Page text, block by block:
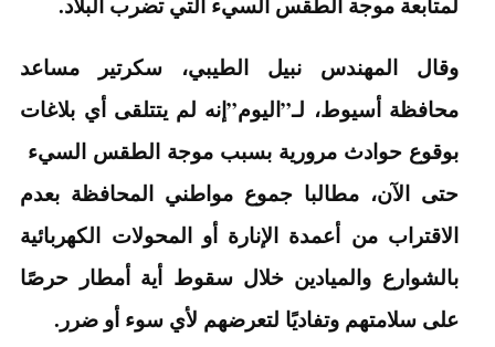
وقال المهندس نبيل الطيبي، سكرتير مساعد
محافظة أسيوط، لـ”اليوم”إنه لم يتتلقى أي بلاغات
بوقوع حوادث مرورية بسبب موجة الطقس السيء
حتى الآن، مطالبا جموع مواطني المحافظة بعدم
الاقتراب من أعمدة الإنارة أو المحولات الكهربائية
بالشوارع والميادين خلال سقوط أية أمطار حرصًا
على سلامتهم وتفاديًا لتعرضهم لأي سوء أو ضرر.